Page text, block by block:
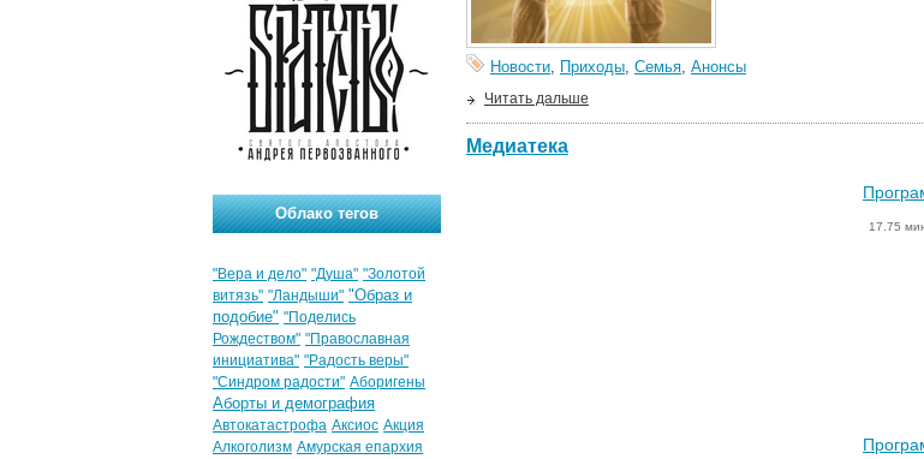
Новости, Приходы, Семья, Анонсы
Читать дальше
Медиатека
17.75
Облако тегов
"Вера и дело" "Душа" "Золотой
витязь" "Ландыши" "Образ и
подобие" "Поделись
Рождеством" "Православная
инициатива" "Радость веры"
"Синдром радости" Аборигены
Аборты и демография
Автокатастрофа Аксиос Акция
Алкоголизм Амурская епархия